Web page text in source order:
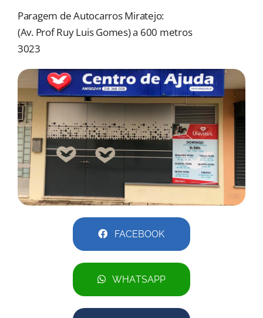
Paragem de Autocarros Miratejo:
(Av. Prof Ruy Luis Gomes) a 600 metros
3023
FACEBOOK
WHATSAPP